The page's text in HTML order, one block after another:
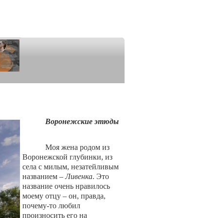
Воронежские этюды
Моя жена родом из
Воронежской глубинки, из
села с милым, незатейливым
названием –Ливенка. Это
название очень нравилось
моему отцу – он, правда,
почему-то любил
произносить его на